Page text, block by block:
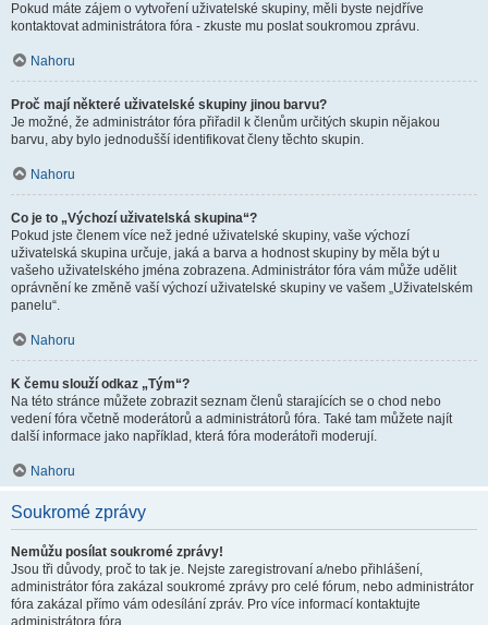
Pokud máte zájem o vytvoření uživatelské skupiny, měli byste nejdříve
kontaktovat administrátora fóra - zkuste mu poslat soukromou zprávu.
Nahoru
Proč mají některé uživatelské skupiny jinou barvu?
Je možné, že administrátor fóra přiřadil k členům určitých skupin nějakou
barvu, aby bylo jednodušší identifikovat členy těchto skupin.
Nahoru
Co je to „Výchozí uživatelská skupina“?
Pokud jste členem více než jedné uživatelské skupiny, vaše výchozí
uživatelská skupina určuje, jaká a barva a hodnost skupiny by měla být u
vašeho uživatelského jména zobrazena. Administrátor fóra vám může udělit
oprávnění ke změně vaší výchozí uživatelské skupiny ve vašem „Uživatelském
panelu“.
Nahoru
K čemu slouží odkaz „Tým“?
Na této stránce můžete zobrazit seznam členů starajících se o chod nebo
vedení fóra včetně moderátorů a administrátorů fóra. Také tam můžete najít
další informace jako například, která fóra moderátoři moderují.
Nahoru
Soukromé zprávy
Nemůžu posílat soukromé zprávy!
Jsou tři důvody, proč to tak je. Nejste zaregistrovaní a/nebo přihlášení,
administrátor fóra zakázal soukromé zprávy pro celé fórum, nebo administrátor
fóra zakázal přímo vám odesílání zpráv. Pro více informací kontaktujte
administrátora fóra.